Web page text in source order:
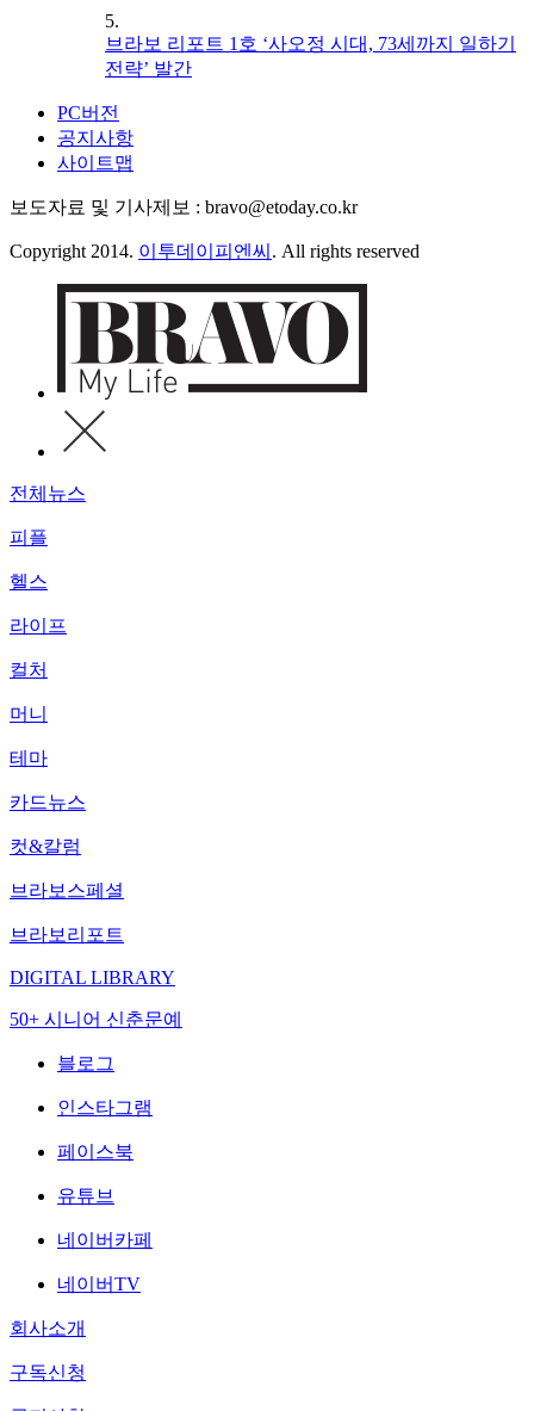
5.
브라보 리포트 1호 ‘사오정 시대, 73세까지 일하기
전략’ 발간
PC버전
공지사항
사이트맵
보도자료 및 기사제보 : bravo@etoday.co.kr
Copyright 2014. 이투데이피엔씨 . All rights reserved
전체뉴스
피플
헬스
라이프
컬처
머니
테마
카드뉴스
컷&칼럼
브라보스페셜
브라보리포트
DIGITAL LIBRARY
50+ 시니어 신춘문예
블로그
인스타그램
페이스북
유튜브
네이버카페
네이버TV
회사소개
구독신청